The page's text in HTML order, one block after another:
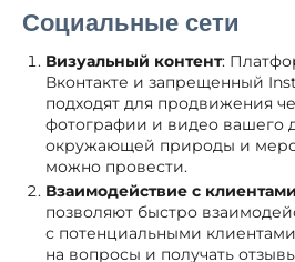
Социальные сети
Визуальный контент:
Вконтакте и запрещенный
подходят для продвижения
фотографии и видео вашего
окружающей природы и
можно провести.
Взаимодействие с клиентами
позволяют быстро
с потенциальными
на вопросы и получать